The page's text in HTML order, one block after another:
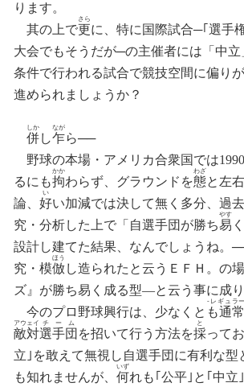
ります。
其の上で更
さら
に、特に国際試合─｢選手
大会でもそうだが─の主催者には「中立
条件で行われる試合で競技空間に偏り
進められましょうか ？
併
しか
し乍
なが
ら──
野球の本場 ・ アメリカ合衆国では
るにも拘
かか
わらず、グラウンドを態
わざ
と左
論、 好
い
い加減では決して無く多分 過
究 ・ 分析した上で「自選手団が勝ち易
やす
設計し建てた結果
なんでしょうね。
究・模倣
ほう
し造られた と云う ＥＦＨ 。の
ズ』が勝ち易 く成る型―と云う事に成
今のプロ野球興行は 少なくと も通
‐レギュ
常
ラー
敵
アウ
対
ェイ
選
チ
手
ー
団
ム
を招いて行う方法を採
と
って
立｣を敢えて無視し自選手団 に有利な型
も知れませんが、 何
いず
れも｢公平｣と｢中立